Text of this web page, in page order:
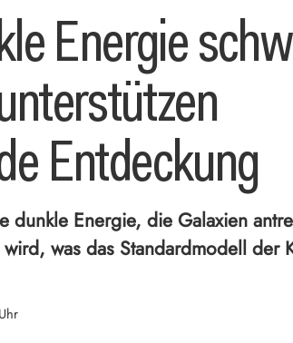
Energie
Entdeckung
dunkle Energie, die Galaxien
was das Standardmodell der